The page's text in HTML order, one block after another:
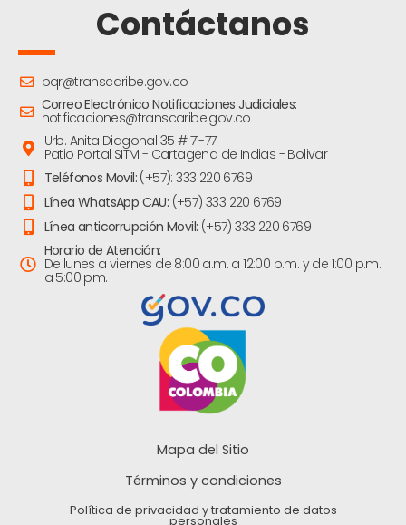
Contáctanos
pqr@transcaribe.gov.co
Correo Electrónico Notificaciones Judiciales:
notificaciones@transcaribe.gov.co
Urb. Anita Diagonal 35 # 71-77
Patio Portal SITM - Cartagena de Indias - Bolivar
Teléfonos Movil: (+57): 333 220 6769
Línea WhatsApp CAU: (+57) 333 220 6769
Línea anticorrupción Movil: (+57) 333 220 6769
Horario de Atención:
De lunes a viernes de 8:00 a.m. a 12:00 p.m. y de 1:00 p.m.
a 5:00 pm.
Mapa del Sitio
Términos y condiciones
Política de privacidad y tratamiento de datos
personales